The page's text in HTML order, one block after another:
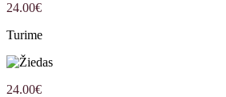
24.00€
Turime
24.00€